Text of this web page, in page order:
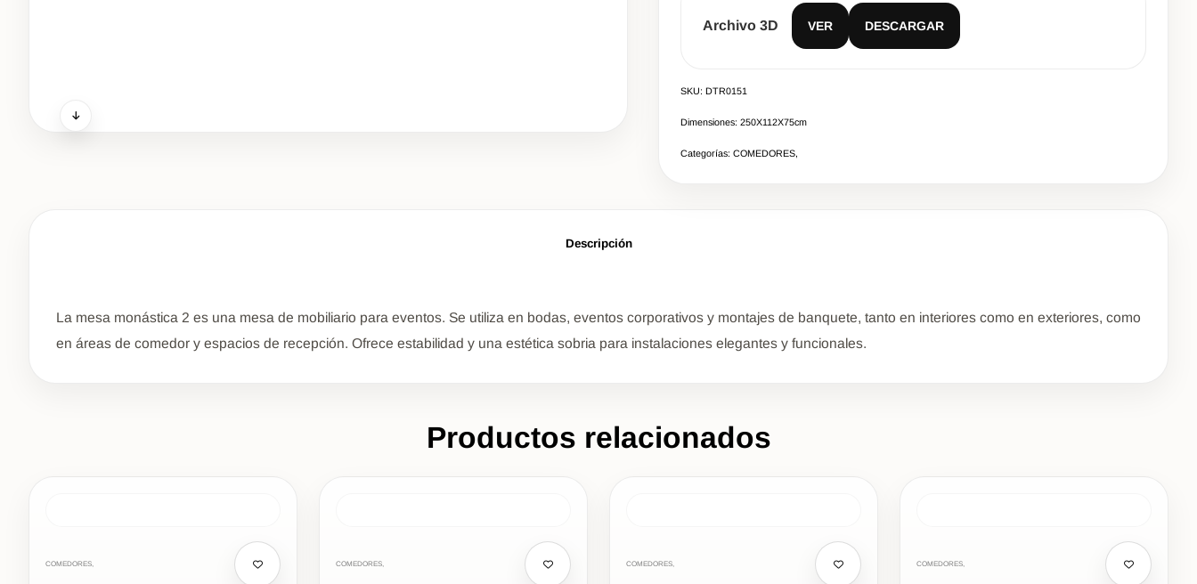
Archivo 3D VER DESCARGAR
SKU: DTR0151
Dimensiones: 250X112X75cm
Categorías: COMEDORES,
Descripción
La mesa monástica 2 es una mesa de mobiliario para eventos. Se utiliza en bodas, eventos corporativos y montajes de banquete, tanto en interiores como en exteriores, como
en áreas de comedor y espacios de recepción. Ofrece estabilidad y una estética sobria para instalaciones elegantes y funcionales.
Productos relacionados
COMEDORES, COMEDORES, COMEDORES, COMEDORES,